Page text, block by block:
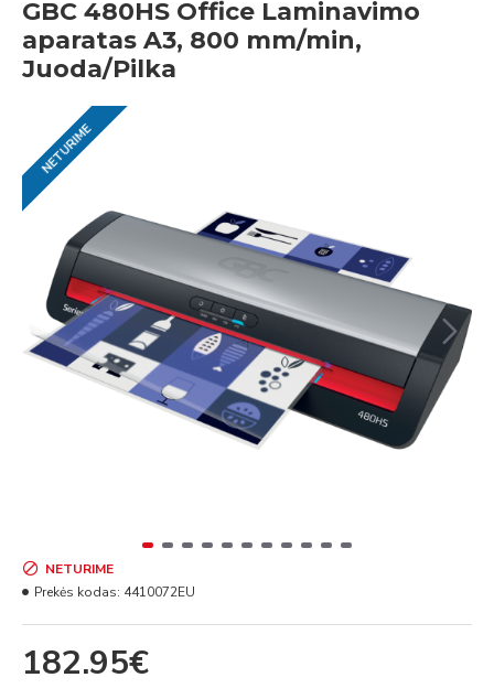
GBC 480HS Office Laminavimo
aparatas A3, 800 mm/min,
Juoda/Pilka
NETURIME
182.95€
NETURIME
Prekės kodas: 4410072EU